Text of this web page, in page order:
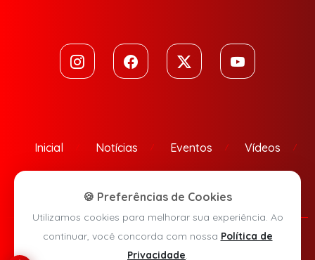
Inicial Notícias Eventos Vídeos
Política de Privacidade
🍪 Preferências de Cookies
Utilizamos cookies para melhorar sua experiência. Ao
continuar, você concorda com nossa Política de
Privacidade.